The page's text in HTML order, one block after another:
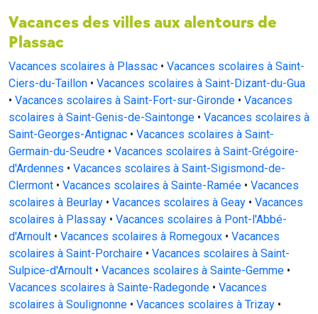
Vacances des villes aux alentours de
Plassac
Vacances scolaires à Plassac • Vacances scolaires à Saint-
Ciers-du-Taillon • Vacances scolaires à Saint-Dizant-du-Gua
• Vacances scolaires à Saint-Fort-sur-Gironde • Vacances
scolaires à Saint-Genis-de-Saintonge • Vacances scolaires à
Saint-Georges-Antignac • Vacances scolaires à Saint-
Germain-du-Seudre • Vacances scolaires à Saint-Grégoire-
d'Ardennes • Vacances scolaires à Saint-Sigismond-de-
Clermont • Vacances scolaires à Sainte-Ramée • Vacances
scolaires à Beurlay • Vacances scolaires à Geay • Vacances
scolaires à Plassay • Vacances scolaires à Pont-l'Abbé-
d'Arnoult • Vacances scolaires à Romegoux • Vacances
scolaires à Saint-Porchaire • Vacances scolaires à Saint-
Sulpice-d'Arnoult • Vacances scolaires à Sainte-Gemme •
Vacances scolaires à Sainte-Radegonde • Vacances
scolaires à Soulignonne • Vacances scolaires à Trizay •